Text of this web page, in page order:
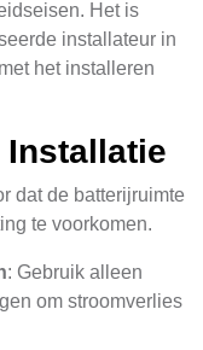
Het is
installateur in
het installeren
dat de batterijruimte
te voorkomen.
: Gebruik alleen
om stroomverlies